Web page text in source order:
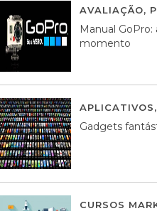
AVALIAÇÃO,
Manual
momento
APLICATIVOS,
Gadgets
CURSOS